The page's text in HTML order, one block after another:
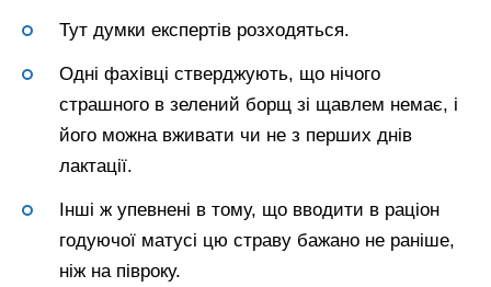
Тут думки експертів розходяться.
Одні фахівці стверджують, що нічого
страшного в зелений борщ зі щавлем немає, і
його можна вживати чи не з перших днів
лактації.
Інші ж упевнені в тому, що вводити в раціон
годуючої матусі цю страву бажано не раніше,
ніж на півроку.